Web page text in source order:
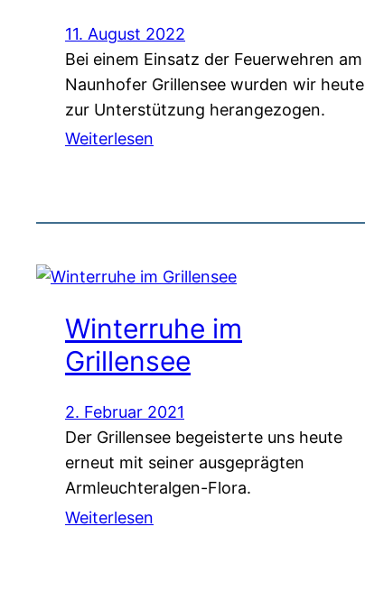
11. August 2022
Bei einem Einsatz der Feuerwehren am
Naunhofer Grillensee wurden wir heute
zur Unterstützung herangezogen.
Weiterlesen
Winterruhe im
Grillensee
2. Februar 2021
Der Grillensee begeisterte uns heute
erneut mit seiner ausgeprägten
Armleuchteralgen-Flora.
Weiterlesen